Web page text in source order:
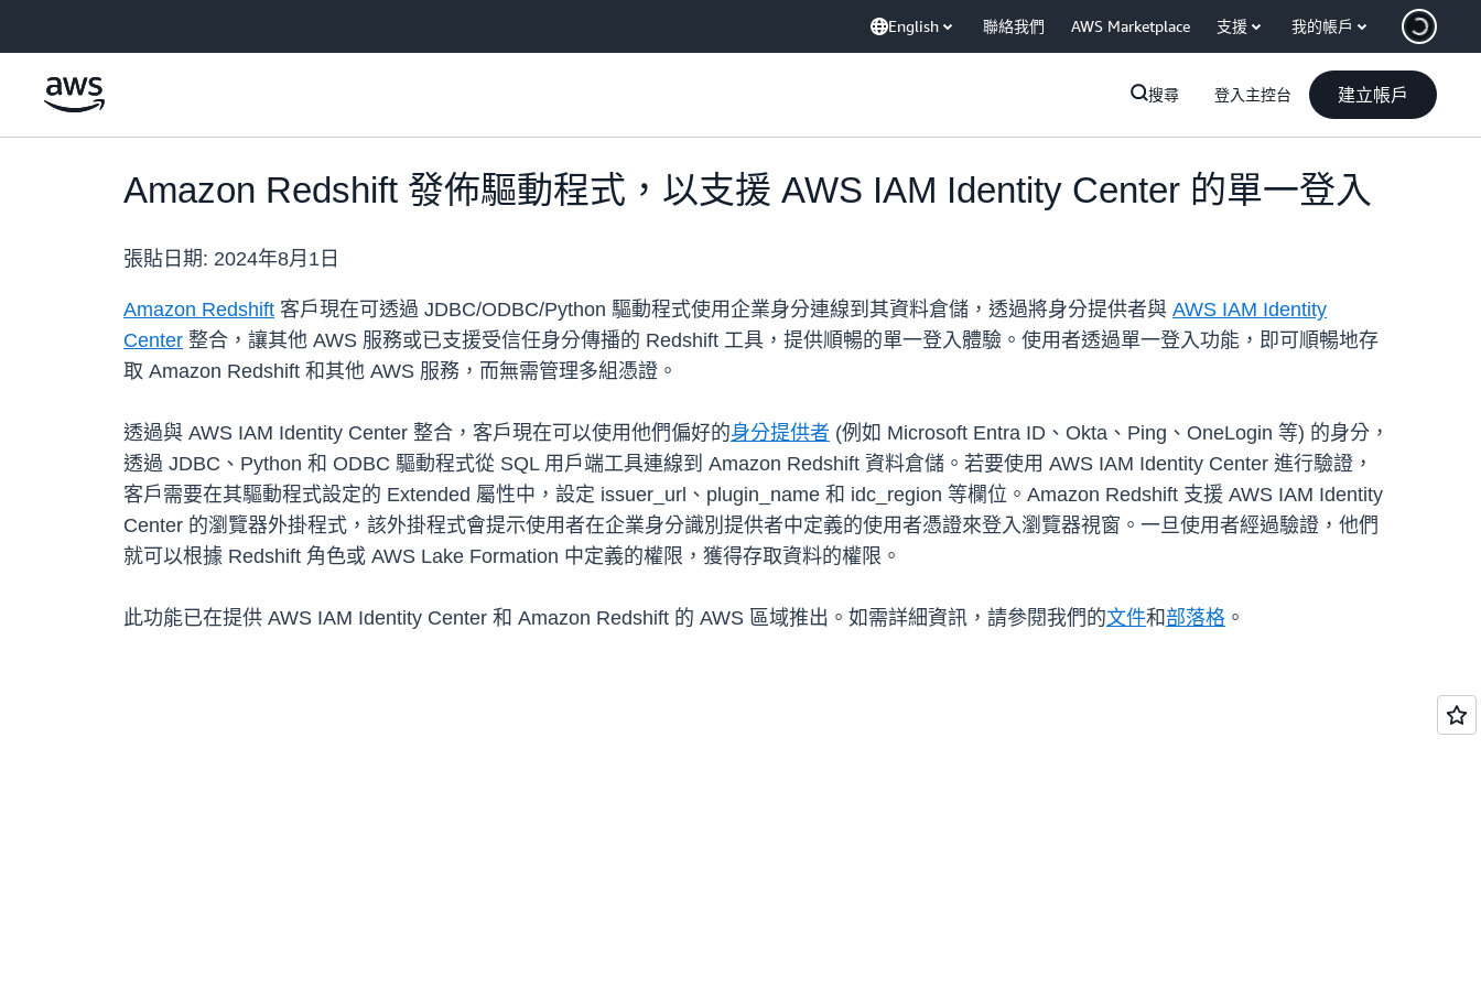
English 聯絡我們 AWS Marketplace 支援 我的帳戶
搜尋 登入主控台 建立帳戶
Amazon Redshift 發佈驅動程式，以支援 AWS IAM Identity Center 的單一登入
張貼日期: 2024年8月1日
Amazon Redshift 客戶現在可透過 JDBC/ODBC/Python 驅動程式使用企業身分連線到其資料倉儲，透過將身分提供者與 AWS IAM Identity
Center 整合，讓其他 AWS 服務或已支援受信任身分傳播的 Redshift 工具，提供順暢的單一登入體驗。使用者透過單一登入功能，即可順暢地存
取 Amazon Redshift 和其他 AWS 服務，而無需管理多組憑證。
透過與 AWS IAM Identity Center 整合，客戶現在可以使用他們偏好的身分提供者 (例如 Microsoft Entra ID、Okta、Ping、OneLogin 等) 的身分，
透過 JDBC、Python 和 ODBC 驅動程式從 SQL 用戶端工具連線到 Amazon Redshift 資料倉儲。若要使用 AWS IAM Identity Center 進行驗證，
客戶需要在其驅動程式設定的 Extended 屬性中，設定 issuer_url、plugin_name 和 idc_region 等欄位。Amazon Redshift 支援 AWS IAM Identity
Center 的瀏覽器外掛程式，該外掛程式會提示使用者在企業身分識別提供者中定義的使用者憑證來登入瀏覽器視窗。一旦使用者經過驗證，他們
就可以根據 Redshift 角色或 AWS Lake Formation 中定義的權限，獲得存取資料的權限。
此功能已在提供 AWS IAM Identity Center 和 Amazon Redshift 的 AWS 區域推出。如需詳細資訊，請參閱我們的文件和 部落格 。